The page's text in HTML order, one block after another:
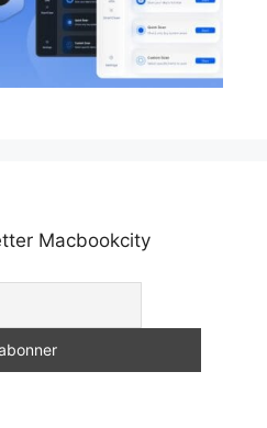
Macbookcity